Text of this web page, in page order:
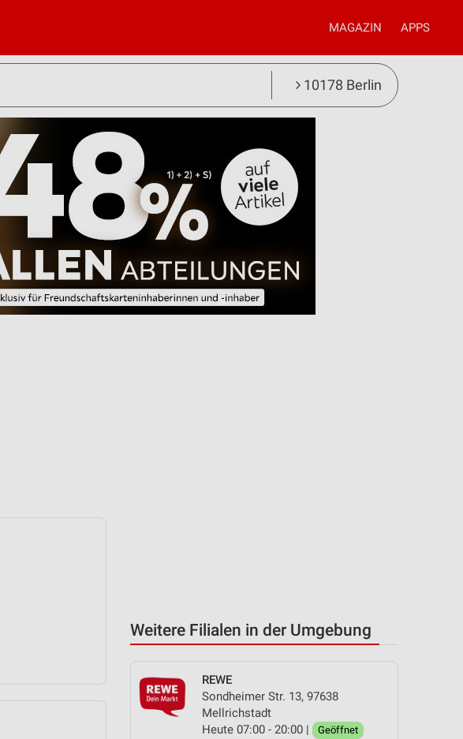
MAGAZIN APPS
10178 Berlin
Weitere Filialen in der Umgebung
REWE
Sondheimer Str. 13, 97638
Mellrichstadt
Heute 07:00 - 20:00 |
Geöffnet